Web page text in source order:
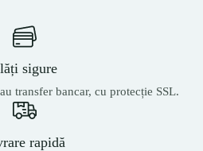
sigure
transfer bancar, cu protecție SSL.
rapidă